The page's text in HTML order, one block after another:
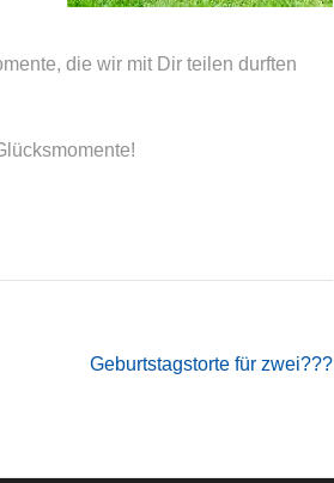
die wir mit Dir teilen durften
Geburtstagstorte für zwei???